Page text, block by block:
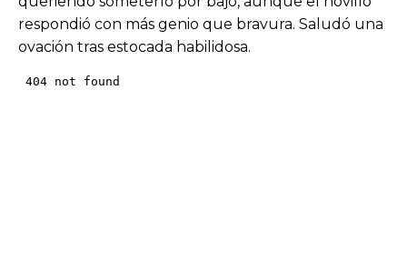
respondió con más genio que bravura. Saludó una
ovación tras estocada habilidosa.